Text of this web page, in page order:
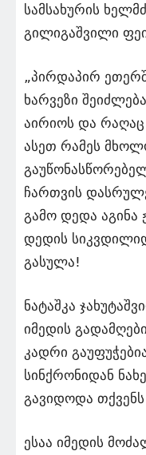
სამსახურის
გილიგაშვილი
„პირდაპირ
ხარვეზი
აირიოს და
ასეთ რამეს
ჩართვის
გამო დედა
დედის
გასულა!
ნატაშკა
იმედის
კადრი
სინქრონიდან
გავიდოდა
ესაა იმედის